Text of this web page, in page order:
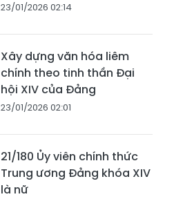
23/01/2026 02:14
Xây dựng văn hóa liêm
chính theo tinh thần Đại
hội XIV của Đảng
23/01/2026 02:01
21/180 Ủy viên chính thức
Trung ương Đảng khóa XIV
là nữ